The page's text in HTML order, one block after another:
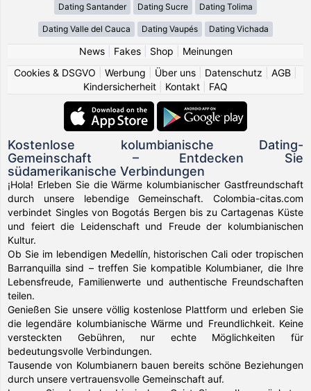
Dating Santander Dating Sucre Dating Tolima
Dating Valle del Cauca Dating Vaupés Dating Vichada
News| Fakes| Shop
Meinungen
Cookies & DSGVO
Werbung Über uns Datenschutz AGB
Kindersicherheit
Kontakt FAQ
Kostenlose kolumbianische Dating-
Gemeinschaft – Entdecken Sie
südamerikanische Verbindungen
¡Hola! Erleben Sie die Wärme kolumbianischer Gastfreundschaft
durch unsere lebendige Gemeinschaft. Colombia-citas.com
verbindet Singles von Bogotás Bergen bis zu Cartagenas Küste
und feiert die Leidenschaft und Freude der kolumbianischen
Kultur.
Ob Sie im lebendigen Medellín, historischen Cali oder tropischen
Barranquilla sind – treffen Sie kompatible Kolumbianer, die Ihre
Lebensfreude, Familienwerte und authentische Freundschaften
teilen.
Genießen Sie unsere völlig kostenlose Plattform und erleben Sie
die legendäre kolumbianische Wärme und Freundlichkeit. Keine
versteckten Gebühren, nur echte Möglichkeiten für
bedeutungsvolle Verbindungen.
Tausende von Kolumbianern bauen bereits schöne Beziehungen
durch unsere vertrauensvolle Gemeinschaft auf.